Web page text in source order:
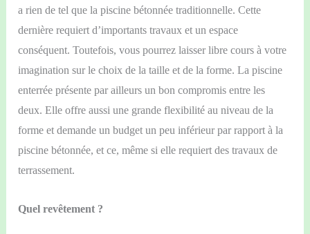
a rien de tel que la piscine bétonnée traditionnelle. Cette
dernière requiert d’importants travaux et un espace
conséquent. Toutefois, vous pourrez laisser libre cours à votre
imagination sur le choix de la taille et de la forme. La piscine
enterrée présente par ailleurs un bon compromis entre les
deux. Elle offre aussi une grande flexibilité au niveau de la
forme et demande un budget un peu inférieur par rapport à la
piscine bétonnée, et ce, même si elle requiert des travaux de
terrassement.
Quel revêtement ?